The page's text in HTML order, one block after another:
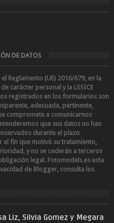
DE DATOS
Reglamento (UE) 2016/679, en la
carácter personal y la LSSICE
registrados en los formularios son
adecuada, pertinente,
compromete a comunicarnos
que sus datos no han
durante el plazo
el fin que motivó su tratamiento,
y no se cederán a terceros
legal.Fotomodels.es esta
de Blogger, consulta los
Liz, Silvia Gomez y Megara